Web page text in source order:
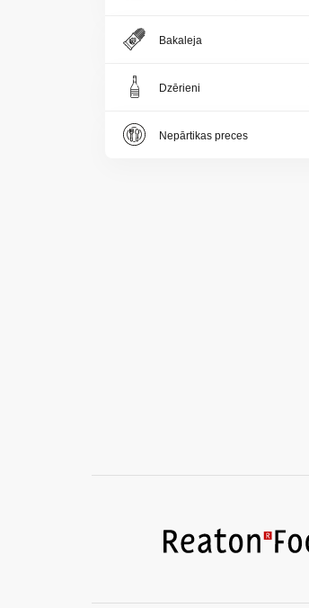
Bakaleja
Dzērieni
Nepārtikas preces